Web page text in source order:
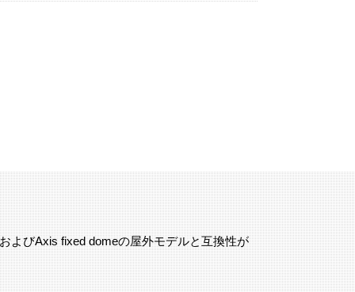
よびAxis fixed domeの屋外モデルと互換性が